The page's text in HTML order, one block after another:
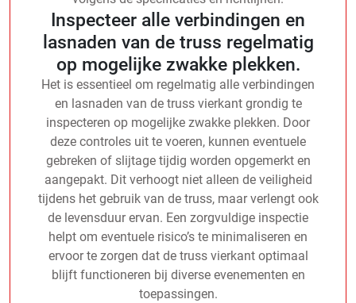
Inspecteer alle verbindingen en
lasnaden van de truss regelmatig
op mogelijke zwakke plekken.
Het is essentieel om regelmatig alle verbindingen
en lasnaden van de truss vierkant grondig te
inspecteren op mogelijke zwakke plekken. Door
deze controles uit te voeren, kunnen eventuele
gebreken of slijtage tijdig worden opgemerkt en
aangepakt. Dit verhoogt niet alleen de veiligheid
tijdens het gebruik van de truss, maar verlengt ook
de levensduur ervan. Een zorgvuldige inspectie
helpt om eventuele risico’s te minimaliseren en
ervoor te zorgen dat de truss vierkant optimaal
blijft functioneren bij diverse evenementen en
toepassingen.